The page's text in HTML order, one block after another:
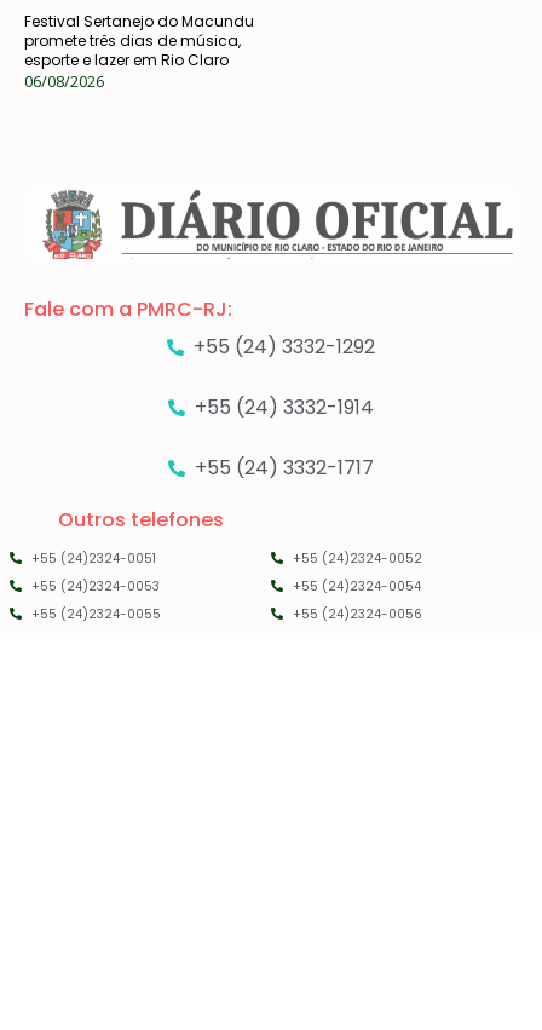
Festival Sertanejo do Macundu
promete três dias de música,
esporte e lazer em Rio Claro
06/08/2026
Fale com a PMRC-RJ:
+55 (24) 3332-1292
+55 (24) 3332-1914
+55 (24) 3332-1717
Outros telefones
+55 (24)2324-0051
+55 (24)2324-0052
+55 (24)2324-0053
+55 (24)2324-0054
+55 (24)2324-0055
+55 (24)2324-0056